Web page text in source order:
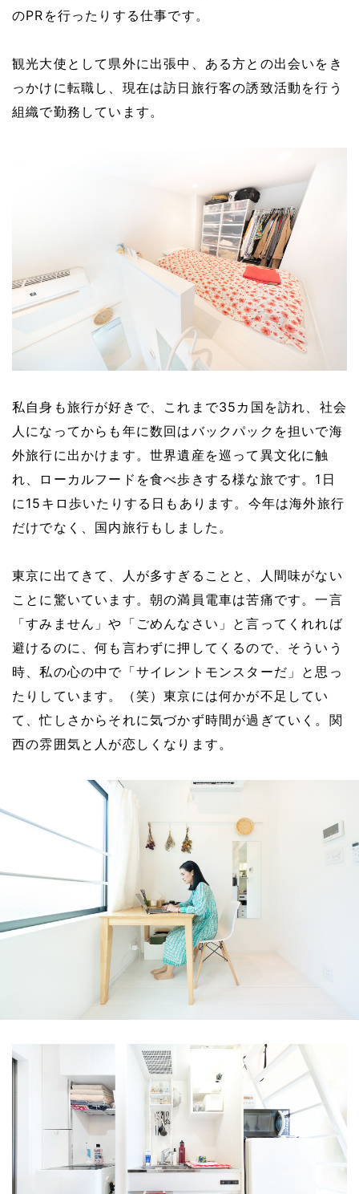
のPRを行ったりする仕事です。
観光大使として県外に出張中、ある方との出会いをき
っかけに転職し、現在は訪日旅行客の誘致活動を行う
組織で勤務しています。
私自身も旅行が好きで、これまで35カ国を訪れ、社会
人になってからも年に数回はバックパックを担いで海
外旅行に出かけます。世界遺産を巡って異文化に触
れ、ローカルフードを食べ歩きする様な旅です。1日
に15キロ歩いたりする日もあります。今年は海外旅行
だけでなく、国内旅行もしました。
東京に出てきて、人が多すぎることと、人間味がない
ことに驚いています。朝の満員電車は苦痛です。一言
「すみません」や「ごめんなさい」と言ってくれれば
避けるのに、何も言わずに押してくるので、そういう
時、私の心の中で「サイレントモンスターだ」と思っ
たりしています。（笑）東京には何かが不足してい
て、忙しさからそれに気づかず時間が過ぎていく。関
西の雰囲気と人が恋しくなります。